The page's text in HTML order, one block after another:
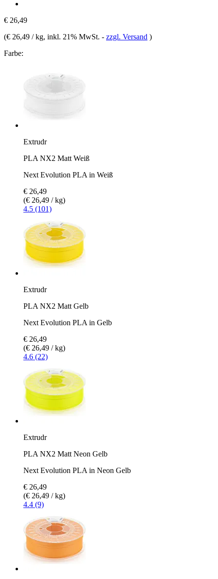
€ 26,49
(€ 26,49 / kg, inkl. 21% MwSt. - zzgl. Versand )
Farbe:
Extrudr
PLA NX2 Matt Weiß
Next Evolution PLA in Weiß
€ 26,49
(€ 26,49 / kg)
4.5 (101)
Extrudr
PLA NX2 Matt Gelb
Next Evolution PLA in Gelb
€ 26,49
(€ 26,49 / kg)
4.6 (22)
Extrudr
PLA NX2 Matt Neon Gelb
Next Evolution PLA in Neon Gelb
€ 26,49
(€ 26,49 / kg)
4.4 (9)